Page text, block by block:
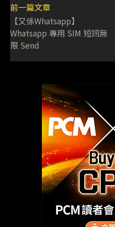
前一篇文章
【又係Whatsapp】
Whatsapp 專用 SIM 短訊無
限 Send